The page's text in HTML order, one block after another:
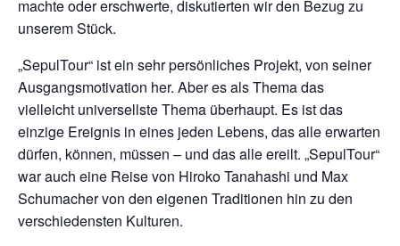
machte oder erschwerte, diskutierten wir den Bezug zu
unserem Stück.
„SepulTour“ ist ein sehr persönliches Projekt, von seiner
Ausgangsmotivation her. Aber es als Thema das
vielleicht universellste Thema überhaupt. Es ist das
einzige Ereignis in eines jeden Lebens, das alle erwarten
dürfen, können, müssen – und das alle ereilt. „SepulTour“
war auch eine Reise von Hiroko Tanahashi und Max
Schumacher von den eigenen Traditionen hin zu den
verschiedensten Kulturen.